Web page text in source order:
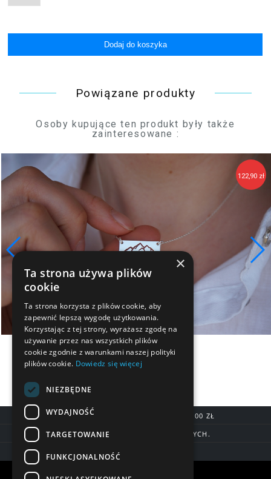
Powiązane produkty
Osoby kupujące ten produkt były także
zainteresowane :
122,90 zł
DARMOWA DOSTAWA OD 200,00 ZŁ
DOSTAWA DO 7 DNI ROBOCZYCH.
BLIK, SZYBKIE PRZELEWY
×
Ta strona używa plików
cookie
Ta strona korzysta z plików cookie, aby
zapewnić lepszą wygodę użytkowania.
Korzystając z tej strony, wyrażasz zgodę na
używanie przez nas wszystkich plików
cookie zgodnie z warunkami naszej polityki
plików cookie. Dowiedz się więcej
NIEZBĘDNE
WYDAJNOŚĆ
TARGETOWANIE
FUNKCJONALNOŚĆ